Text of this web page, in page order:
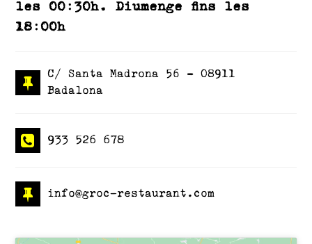
les 00:30h. Diumenge fins les
18:00h
C/ Santa Madrona 56 – 08911
Badalona
933 526 678
info@groc-restaurant.com